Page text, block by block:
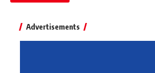
Advertisements